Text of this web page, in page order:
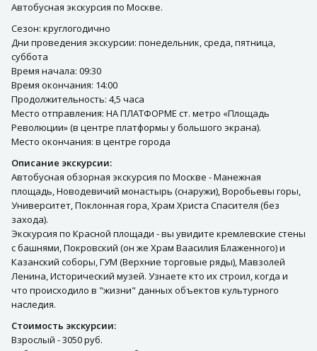
Автобусная экскурсия по Москве.
Сезон: круглогодично
Дни проведения экскурсии: понедельник, среда, пятница,
суббота
Время начала: 09:30
Время окончания: 14:00
Продолжительность: 4,5 часа
Место отправления: НА ПЛАТФОРМЕ ст. метро «Площадь
Революции» (в центре платформы у большого экрана).
Место окончания: в центре города
Описание экскурсии:
Автобусная обзорная экскурсия по Москве - Манежная
площадь, Новодевичий монастырь (снаружи), Воробьевы горы,
Университет, Поклонная гора, Храм Христа Спасителя (без
захода).
Экскурсия по Красной площади - вы увидите кремлевские стены
с башнями, Покровский (он же Храм Ваасилия Блаженного) и
Казанский соборы, ГУМ (Верхние торговые ряды), Мавзолей
Ленина, Исторический музей. Узнаете кто их строил, когда и
что происходило в "жизни" данных объектов культурного
наследия.
Стоимость экскурсии:
Взрослый - 3050 руб.